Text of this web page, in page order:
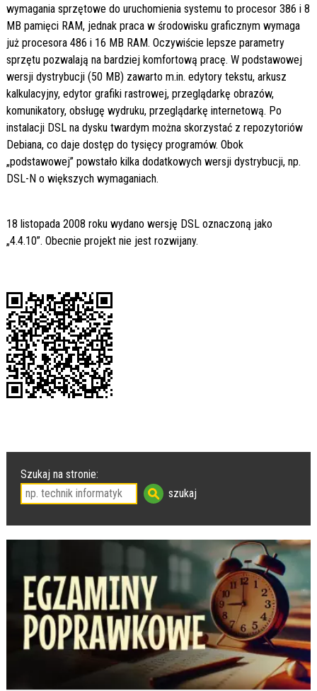
wymagania sprzętowe do uruchomienia systemu to procesor 386 i 8
MB pamięci RAM, jednak praca w środowisku graficznym wymaga
już procesora 486 i 16 MB RAM. Oczywiście lepsze parametry
sprzętu pozwalają na bardziej komfortową pracę. W podstawowej
wersji dystrybucji (50 MB) zawarto m.in. edytory tekstu, arkusz
kalkulacyjny, edytor grafiki rastrowej, przeglądarkę obrazów,
komunikatory, obsługę wydruku, przeglądarkę internetową. Po
instalacji DSL na dysku twardym można skorzystać z repozytoriów
Debiana, co daje dostęp do tysięcy programów. Obok
„podstawowej” powstało kilka dodatkowych wersji dystrybucji, np.
DSL-N o większych wymaganiach.
18 listopada 2008 roku wydano wersję DSL oznaczoną jako
„4.4.10”. Obecnie projekt nie jest rozwijany.
Szukaj na stronie: